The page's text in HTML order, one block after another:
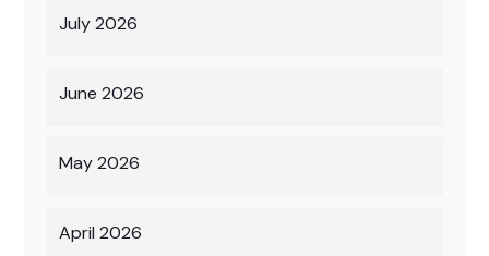
July 2026
June 2026
May 2026
April 2026